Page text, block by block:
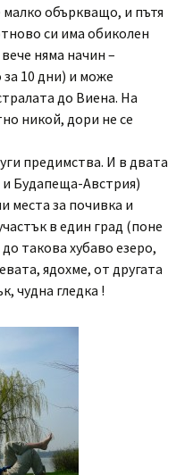
объркващо, и пътя
си има обиколен
няма начин –
за 10 дни) и може
до Виена. На
никой, дори не се
предимства. И в двата
Будапеща-Австрия)
места за почивка и
в един град (поне
такова хубаво езеро,
ядохме, от другата
чудна гледка !